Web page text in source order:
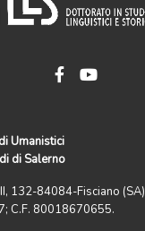
Umanistici
di Salerno
132-84084-Fisciano (SA)
C.F. 80018670655.